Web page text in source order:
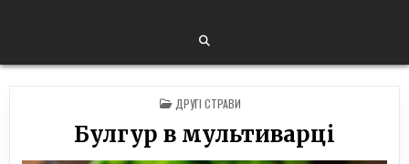
POSTED
IN
ДРУГІ СТРАВИ
Булгур в мультиварці